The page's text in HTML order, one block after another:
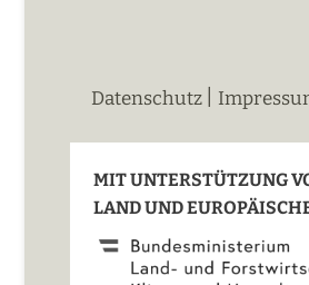
Datenschutz
MIT UNTERSTÜTZUNG
LAND UND